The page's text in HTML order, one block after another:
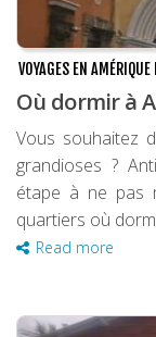
VOYAGES EN AMÉRIQUE
Où dormir à
Vous souhaitez
grandioses ?
étape à ne pas
quartiers où
Read more